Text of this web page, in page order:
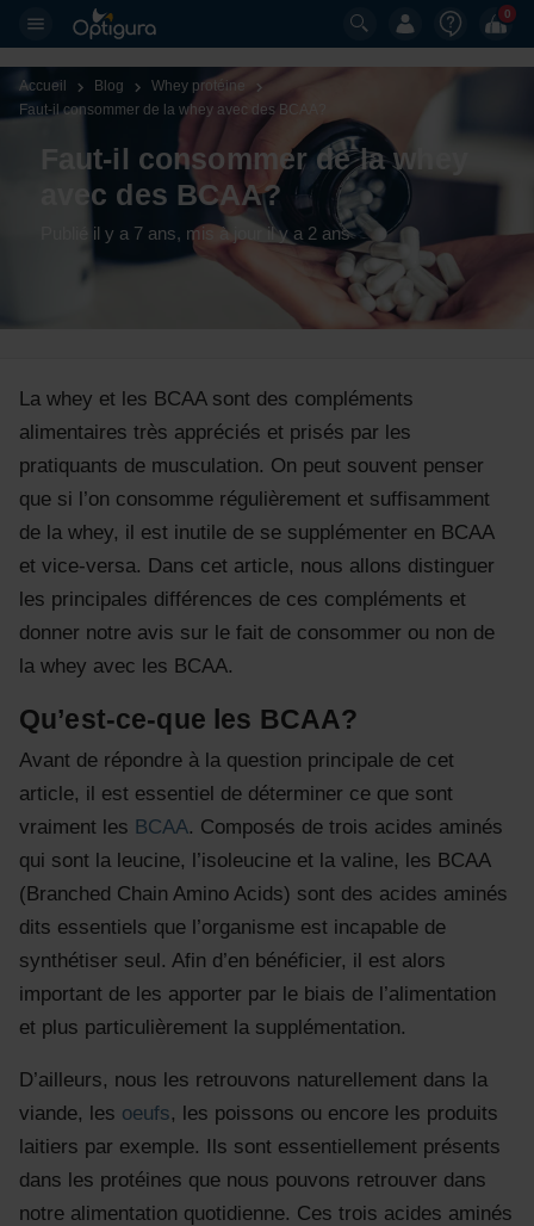
0
Accueil Blog
Whey protéine
Faut-il consommer de la whey avec des BCAA?
Faut-il consommer de la whey
avec des BCAA?
Publié il y a 7 ans, mis à jour il y a 2 ans
La whey et les BCAA sont des compléments
alimentaires très appréciés et prisés par les
pratiquants de musculation. On peut souvent penser
que si l’on consomme régulièrement et suffisamment
de la whey, il est inutile de se supplémenter en BCAA
et vice-versa. Dans cet article, nous allons distinguer
les principales différences de ces compléments et
donner notre avis sur le fait de consommer ou non de
la whey avec les BCAA.
Qu’est-ce-que les BCAA?
Avant de répondre à la question principale de cet
article, il est essentiel de déterminer ce que sont
vraiment les BCAA. Composés de trois acides aminés
qui sont la leucine, l’isoleucine et la valine, les BCAA
(Branched Chain Amino Acids) sont des acides aminés
dits essentiels que l’organisme est incapable de
synthétiser seul. Afin d’en bénéficier, il est alors
important de les apporter par le biais de l’alimentation
et plus particulièrement la supplémentation.
D’ailleurs, nous les retrouvons naturellement dans la
viande, les oeufs, les poissons ou encore les produits
laitiers par exemple. Ils sont essentiellement présents
dans les protéines que nous pouvons retrouver dans
notre alimentation quotidienne. Ces trois acides aminés